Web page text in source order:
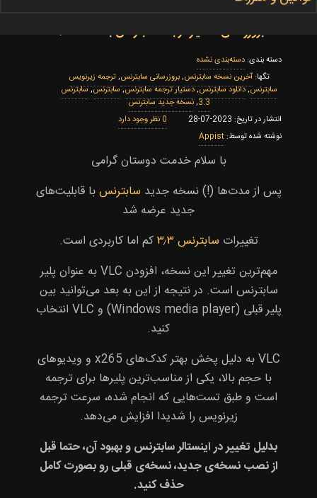
بروزرسانی دستیار ترجمه سابترنس به نسخه ۳٫۳
دسته‌بندی نشده
‌آخرین نسخه سابترنس,بروزرسانی سابترنس,ترجمه زیرنویس
سابترنس,دانلود سابترنس,دستیار ترجمه سابترنس,سابترنس,سابترنس
3.3
,نسخه جدید سابترنس
2023-07-28
0
Appist
با سلام خدمت دوستان گرامی
پس از مدت‌ها (!) نسخه جدید سابترنسبا قابلیت‌های
جدید عرضه شد
تغییرات سابترنس ۳٫۳
کم اما کاربردی است.
مهم‌ترین تغییر این نسخه، افزودن VLC به عنوان پلیر
سابترنس است. در نتیجه از این به بعد می‌توانید بین
پلیر قبلی (Windows media player) و VLC انتخاب
کنید.
VLC به دلیل پخش بهتر کدک‌های x265 و ویدیوهای
با حجم بالا، یکی از مناسب‌ترین پلیرها برای ترجمه
است و طبق تست‌هایی که انجام شده، سرعت ترجمه
زیرنویس را شدیدا افزایش می‌دهد.
بدلیل تغییر در اینستالر سابترنس و بهبود آن، حتما قبل
از نصب نسخه‌ی جدید، نسخه‌ی قبلی رو بصورت کامل
حذف کنید.